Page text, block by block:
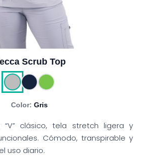
Scrub Top
Color: Gris
clásico, tela stretch ligera y
Cómodo, transpirable y
uso diario.